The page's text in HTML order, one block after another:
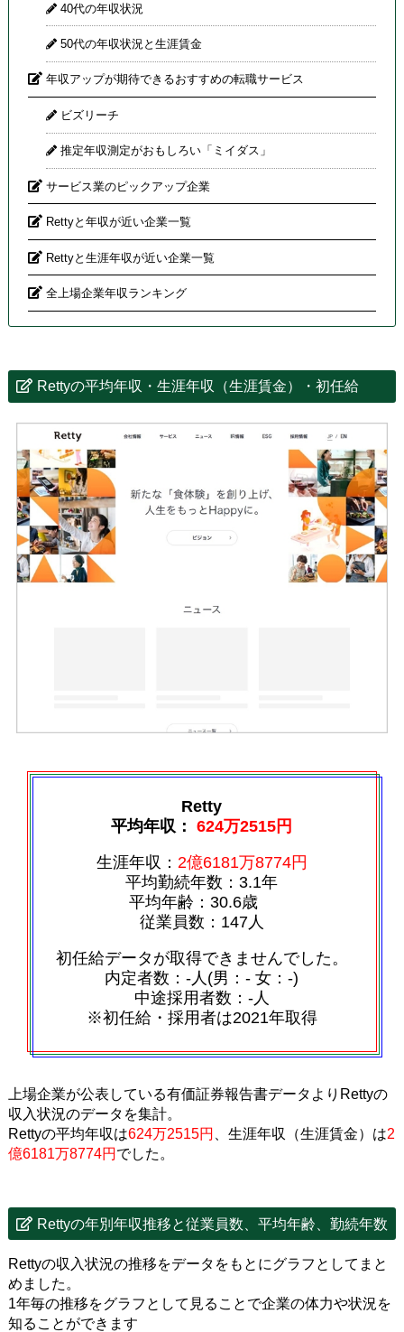
40代の年収状況
50代の年収状況と生涯賃金
年収アップが期待できるおすすめの転職サービス
ビズリーチ
推定年収測定がおもしろい「ミイダス」
サービス業のピックアップ企業
Rettyと年収が近い企業一覧
Rettyと生涯年収が近い企業一覧
全上場企業年収ランキング
Rettyの平均年収・生涯年収（生涯賃金）・初任給
Retty
平均年収：624万2515円
生涯年収： 2億6181万8774円
平均勤続年数：3.1年
平均年齢：30.6歳
従業員数：147人
初任給データが取得できませんでした。
内定者数：‐人(男：‐ 女：‐)
中途採用者数：‐人
※初任給・採用者は2021年取得
上場企業が公表している有価証券報告書データよりRettyの
収入状況のデータを集計。
Rettyの平均年収は624万2515円 、生涯年収（生涯賃金）は2
億6181万8774円 でした。
Rettyの年別年収推移と従業員数、平均年齢、勤続年数
Rettyの収入状況の推移をデータをもとにグラフとしてまと
めました。
1年毎の推移をグラフとして見ることで企業の体力や状況を
知ることができます